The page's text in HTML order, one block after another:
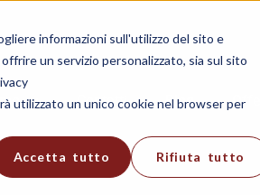
informazioni sull'utilizzo del sito e
un servizio personalizzato, sia sul sito
utilizzato un unico cookie nel browser per
Accetta tutto Rifiuta tutto
Contatti Blog